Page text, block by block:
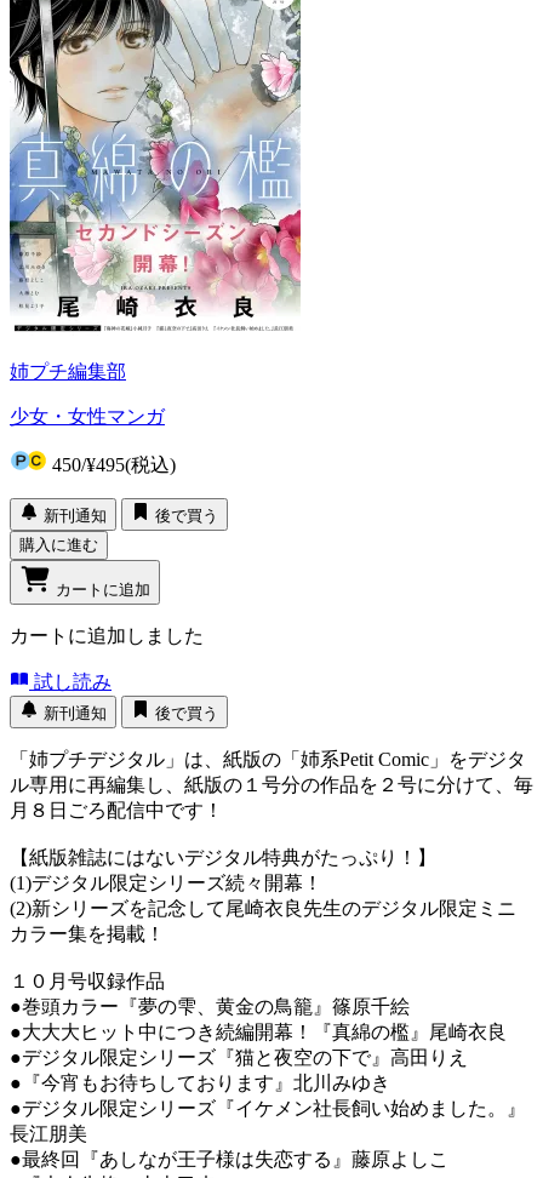
姉プチ編集部
少女・女性マンガ
450/¥495(税込)
新刊通知
後で買う
購入に進む
カートに追加
カートに追加しました
試し読み
新刊通知 後で買う
「姉プチデジタル」は、紙版の「姉系Petit Comic」をデジタ
ル専用に再編集し、紙版の１号分の作品を２号に分けて、毎
月８日ごろ配信中です！
【紙版雑誌にはないデジタル特典がたっぷり！】
(1)デジタル限定シリーズ続々開幕！
(2)新シリーズを記念して尾崎衣良先生のデジタル限定ミニ
カラー集を掲載！
１０月号収録作品
●巻頭カラー『夢の雫、黄金の鳥籠』篠原千絵
●大大大ヒット中につき続編開幕！『真綿の檻』尾崎衣良
●デジタル限定シリーズ『猫と夜空の下で』高田りえ
●『今宵もお待ちしております』北川みゆき
●デジタル限定シリーズ『イケメン社長飼い始めました。』
長江朋美
●最終回『あしなが王子様は失恋する』藤原よしこ